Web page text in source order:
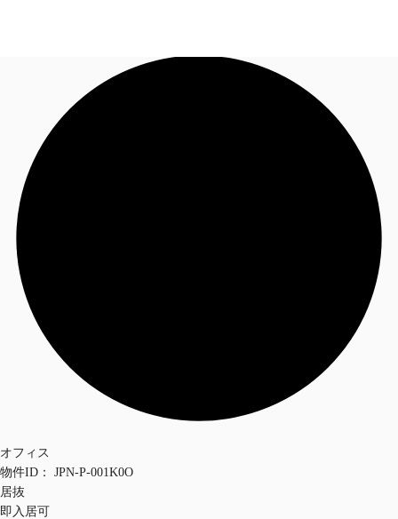
オフィス・事務所
倉庫・物流センター
お電話
オフィス
物件ID：
JPN-P-001K0O
居抜
即入居可